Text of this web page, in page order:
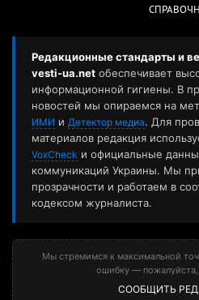
Редакционные стандарты и
vesti-ua.net обеспечивает
информационной гигиены. В
новостей мы опираемся на
ИМИ и Детектор медиа. Для
материалов редакция
VoxCheck и официальные
коммуникаций Украины. Мы
прозрачности и работаем в
кодексом журналиста.
Мы стремимся к максимальной
ошибку —
СООБЩИТЬ